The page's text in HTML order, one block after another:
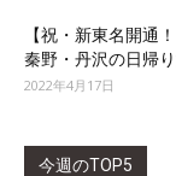
【祝・新東名開通
秦野・丹沢の日帰
2022年4月17日
今週のTOP5